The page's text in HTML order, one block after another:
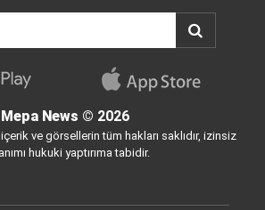
Mepa News © 2026
ve görsellerin tüm hakları saklıdır, izinsiz
hukuki yaptırıma tabidir.